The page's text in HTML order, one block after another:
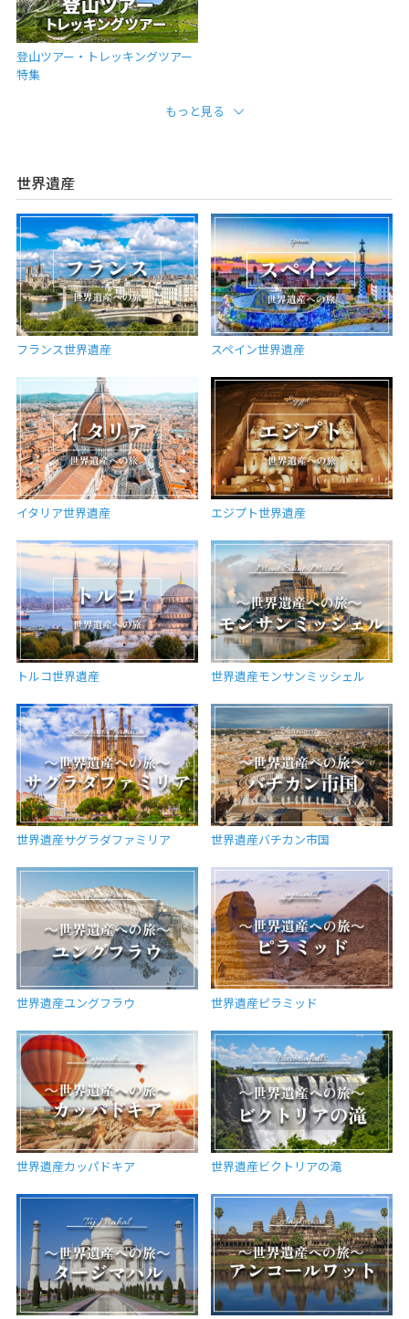
登山ツアー・トレッキングツアー
特集
もっと見る
世界遺産
フランス世界遺産 スペイン世界遺産
イタリア世界遺産 エジプト世界遺産
トルコ世界遺産 世界遺産モンサンミッシェル
世界遺産サグラダファミリア 世界遺産バチカン市国
世界遺産ユングフラウ 世界遺産ピラミッド
世界遺産カッパドキア 世界遺産ビクトリアの滝